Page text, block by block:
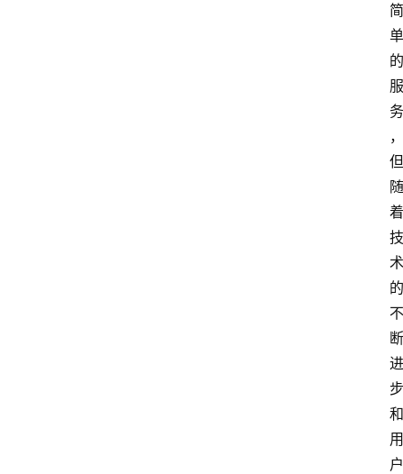
简
单
的
服
务
，
但
随
着
技
术
的
不
断
进
步
和
用
户